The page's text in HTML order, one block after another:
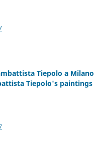
Tiepolo a Milano
Tiepolo's paintings